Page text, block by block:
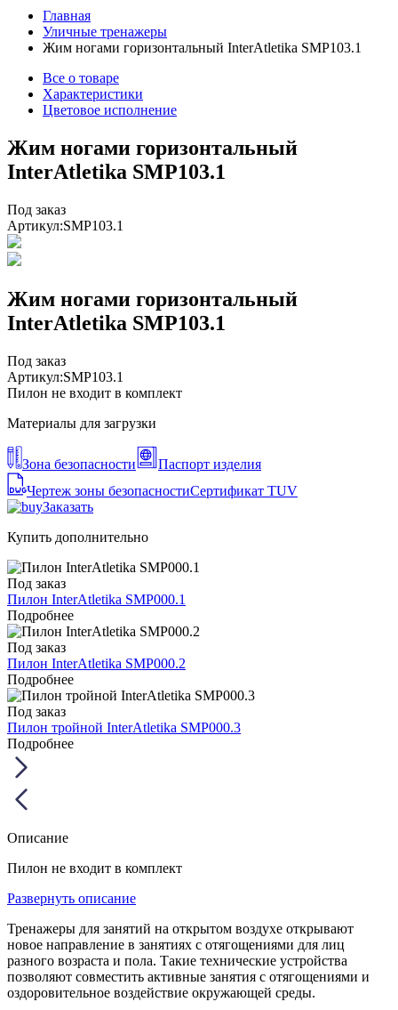
Главная
Уличные тренажеры
Жим ногами горизонтальный InterAtletika SMP103.1
Все о товаре
Характеристики
Цветовое исполнение
Жим ногами горизонтальный
InterAtletika SMP103.1
Под заказ
Артикул:SMP103.1
Жим ногами горизонтальный
InterAtletika SMP103.1
Под заказ
Артикул:SMP103.1
Пилон не входит в комплект
Материалы для загрузки
Зона безопасности
Паспорт изделия
Чертеж зоны безопасностиСертификат TUV
Заказать
Купить дополнительно
Под заказ
Пилон InterAtletika SMP000.1
Подробнее
Под заказ
Пилон InterAtletika SMP000.2
Подробнее
Под заказ
Пилон тройной InterAtletika SMP000.3
Подробнее
Описание
Пилон не входит в комплект
Развернуть описание
Тренажеры для занятий на открытом воздухе открывают
новое направление в занятиях с отягощениями для лиц
разного возраста и пола. Такие технические устройства
позволяют совместить активные занятия с отягощениями и
оздоровительное воздействие окружающей среды.